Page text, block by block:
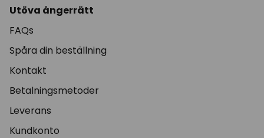
Utöva ångerrätt
FAQs
Spåra din beställning
Kontakt
Betalningsmetoder
Leverans
Kundkonto